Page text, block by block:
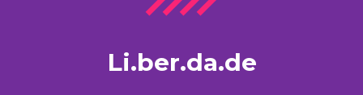
Li.ber.da.de